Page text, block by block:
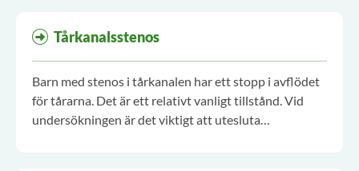
Tårkanalsstenos
Barn med stenos i tårkanalen har ett stopp i avflödet
för tårarna. Det är ett relativt vanligt tillstånd. Vid
undersökningen är det viktigt att utesluta